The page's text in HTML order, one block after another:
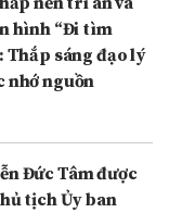
hình “Đi tìm
Thắp sáng đạo lý
nhớ nguồn
Đức Tâm được
tịch Ủy ban